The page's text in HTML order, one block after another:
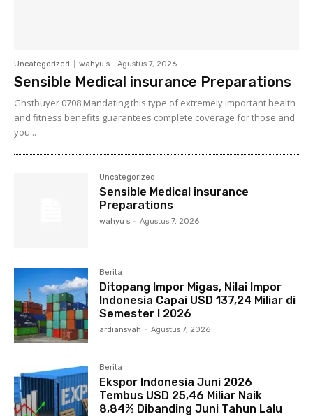
Uncategorized wahyu s - Agustus 7, 2026
Sensible Medical insurance Preparations
Ghstbuyer 0708 Mandating this type of extremely important health
and fitness benefits guarantees complete coverage for those and
you...
Uncategorized
Sensible Medical insurance
Preparations
wahyu s - Agustus 7, 2026
Berita
Ditopang Impor Migas, Nilai Impor
Indonesia Capai USD 137,24 Miliar di
Semester I 2026
ardiansyah - Agustus 7, 2026
Berita
Ekspor Indonesia Juni 2026
Tembus USD 25,46 Miliar Naik
8,84% Dibanding Juni Tahun Lalu